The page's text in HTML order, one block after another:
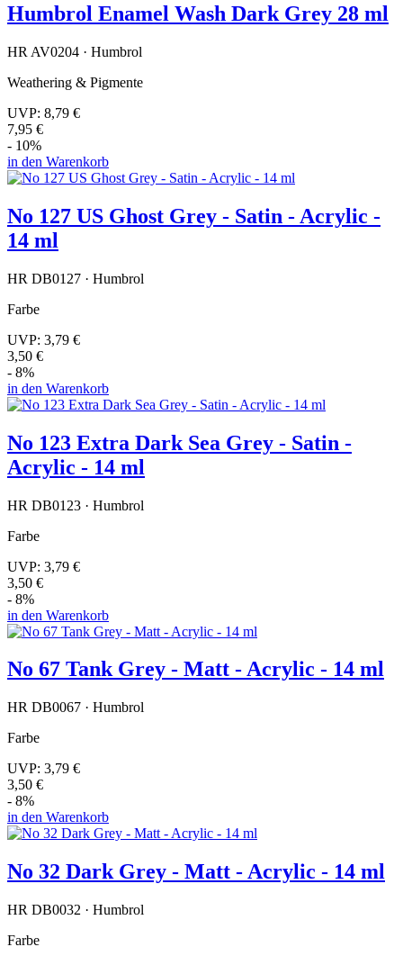
Humbrol Enamel Wash Dark Grey 28 ml
HR AV0204 · Humbrol
Weathering & Pigmente
UVP: 8,79 €
7,95 €
- 10%
in den Warenkorb
No 127 US Ghost Grey - Satin - Acrylic -
14 ml
HR DB0127 · Humbrol
Farbe
UVP: 3,79 €
3,50 €
- 8%
in den Warenkorb
No 123 Extra Dark Sea Grey - Satin -
Acrylic - 14 ml
HR DB0123 · Humbrol
Farbe
UVP: 3,79 €
3,50 €
- 8%
in den Warenkorb
No 67 Tank Grey - Matt - Acrylic - 14 ml
HR DB0067 · Humbrol
Farbe
UVP: 3,79 €
3,50 €
- 8%
in den Warenkorb
No 32 Dark Grey - Matt - Acrylic - 14 ml
HR DB0032 · Humbrol
Farbe